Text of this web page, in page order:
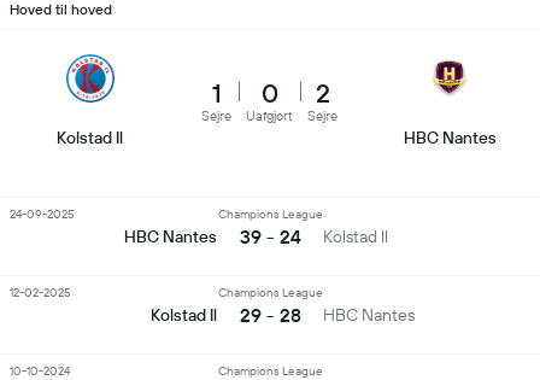
Hoved til hoved
Kolstad Il
1
Sejre
0
Uafgjort
2
Sejre
HBC Nantes
HBC Nantes
Champions League
39 - 24 Kolstad Il
24-09-2025
Kolstad Il
Champions League
29 - 28 HBC Nantes
12-02-2025
Champions League
10-10-2024